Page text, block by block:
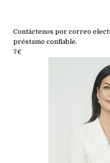
Contáctenos por correo
préstamo confiable.
7€